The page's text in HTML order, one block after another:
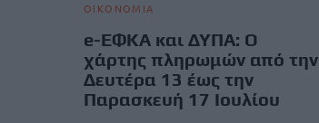
ΟΙΚΟΝΟΜΙΑ
e-ΕΦΚΑ και ΔΥΠΑ: Ο
χάρτης πληρωμών από την
Δευτέρα 13 έως την
Παρασκευή 17 Ιουλίου